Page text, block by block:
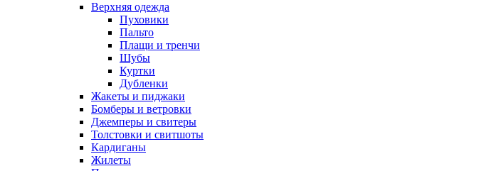
Верхняя одежда
Пуховики
Пальто
Плащи и тренчи
Шубы
Куртки
Дубленки
Жакеты и пиджаки
Бомберы и ветровки
Джемперы и свитеры
Толстовки и свитшоты
Кардиганы
Жилеты